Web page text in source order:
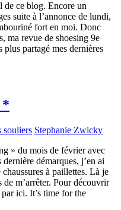
de ce blog. Encore un
suite à l’annonce de lundi,
fort en moi. Donc
ma revue de shoesing 9e
partagé mes dernières
*
souliers Stephanie Zwicky
» du mois de février avec
démarques, j’en ai
à paillettes. Là je
m’arrêter. Pour découvrir
ici. It’s time for the